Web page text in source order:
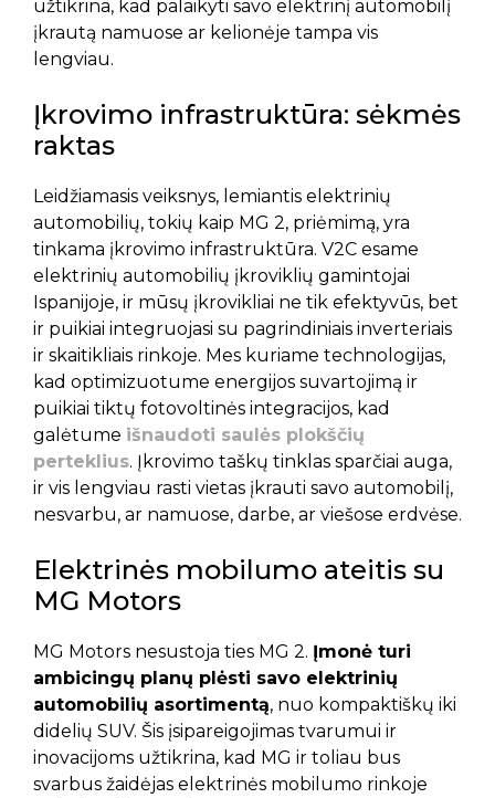
užtikrina, kad palaikyti savo elektrinį automobilį
įkrautą namuose ar kelionėje tampa vis
lengviau.
Įkrovimo infrastruktūra: sėkmės
raktas
Leidžiamasis veiksnys, lemiantis elektrinių
automobilių, tokių kaip MG 2, priėmimą, yra
tinkama įkrovimo infrastruktūra. V2C esame
elektrinių automobilių įkroviklių gamintojai
Ispanijoje, ir mūsų įkrovikliai ne tik efektyvūs, bet
ir puikiai integruojasi su pagrindiniais inverteriais
ir skaitikliais rinkoje. Mes kuriame technologijas,
kad optimizuotume energijos suvartojimą ir
puikiai tiktų fotovoltinės integracijos, kad
galėtume išnaudoti saulės plokščių
perteklius. Įkrovimo taškų tinklas sparčiai auga,
ir vis lengviau rasti vietas įkrauti savo automobilį,
nesvarbu, ar namuose, darbe, ar viešose erdvėse.
Elektrinės mobilumo ateitis su
MG Motors
MG Motors nesustoja ties MG 2. Įmonė turi
ambicingų planų plėsti savo elektrinių
automobilių asortimentą, nuo kompaktiškų iki
didelių SUV. Šis įsipareigojimas tvarumui ir
inovacijoms užtikrina, kad MG ir toliau bus
svarbus žaidėjas elektrinės mobilumo rinkoje